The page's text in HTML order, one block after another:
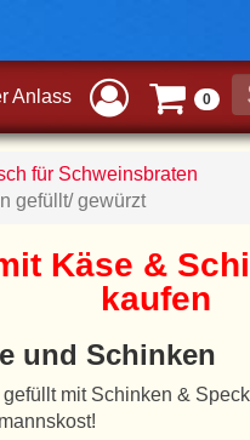
Anlass 0
für Schweinsbraten
gefüllt/ gewürzt
Käse &
kaufen
und Schinken
mit Schinken &